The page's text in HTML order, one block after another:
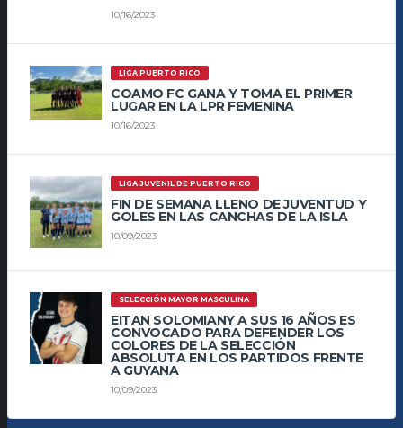
10/16/2023
LIGA PUERTO RICO
COAMO FC GANA Y TOMA EL PRIMER
LUGAR EN LA LPR FEMENINA
10/16/2023
LIGA JUVENIL DE PUERTO RICO
FIN DE SEMANA LLENO DE JUVENTUD Y
GOLES EN LAS CANCHAS DE LA ISLA
10/09/2023
SELECCIÓN MAYOR MASCULINA
EITAN SOLOMIANY A SUS 16 AÑOS ES
CONVOCADO PARA DEFENDER LOS
COLORES DE LA SELECCIÓN
ABSOLUTA EN LOS PARTIDOS FRENTE
A GUYANA
10/09/2023